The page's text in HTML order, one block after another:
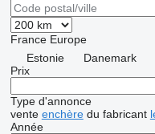
France Europe
Estonie
Danemark
Prix
Type d'annonce
vente enchère du fabricant
Année